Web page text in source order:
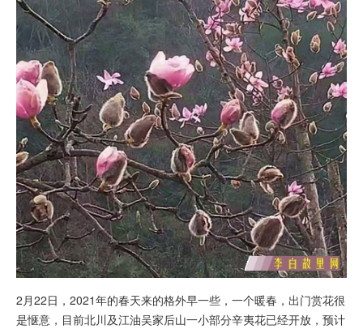
2月22日，2021年的春天来的格外早一些，一个暖春，出门赏花很
是惬意，目前北川及江油吴家后山一小部分辛夷花已经开放，预计